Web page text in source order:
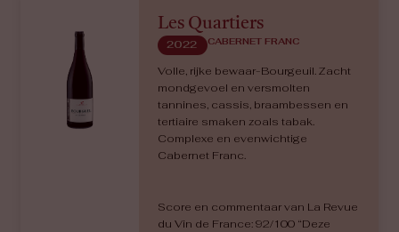
Les Quartiers
2022 CABERNET FRANC
Volle, rijke bewaar-Bourgeuil. Zacht
mondgevoel en versmolten
tannines, cassis, braambessen en
tertiaire smaken zoals tabak.
Complexe en evenwichtige
Cabernet Franc.
Score en commentaar van La Revue
du Vin de France: 92/100 “Deze